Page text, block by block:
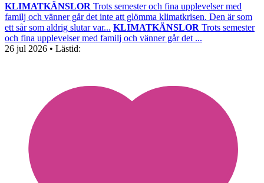
KLIMATKÄNSLOR Trots semester och fina upplevelser med
familj och vänner går det inte att glömma klimatkrisen. Den är som
ett sår som aldrig slutar var... KLIMATKÄNSLOR Trots semester
och fina upplevelser med familj och vänner går det ...
26 jul 2026 • Lästid: